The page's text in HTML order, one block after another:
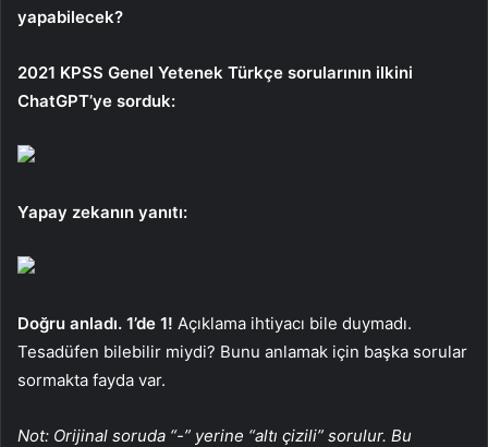
yapabilecek?
2021 KPSS Genel Yetenek Türkçe sorularının ilkini
ChatGPT’ye sorduk:
Yapay zekanın yanıtı:
Doğru anladı. 1’de 1! Açıklama ihtiyacı bile duymadı.
Tesadüfen bilebilir miydi? Bunu anlamak için başka sorular
sormakta fayda var.
Not: Orijinal soruda “-” yerine “altı çizili” sorulur. Bu